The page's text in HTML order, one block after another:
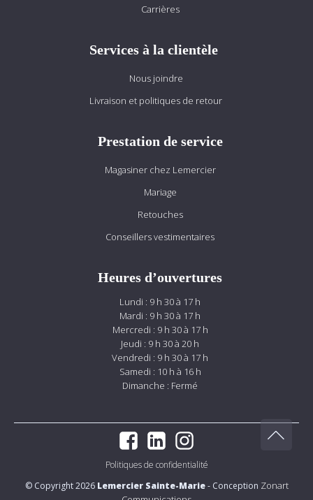
Carrières
Services à la clientèle
Nous joindre
Livraison et politiques de retour
Prestation de service
Magasiner chez Lemercier
Mariage
Retouches
Conseillers vestimentaires
Heures d’ouvertures
Lundi : 9 h 30 à 17 h
Mardi : 9 h 30 à 17 h
Mercredi : 9 h 30 à 17 h
Jeudi : 9 h 30 à 20 h
Vendredi : 9 h 30 à 17 h
Samedi : 10 h à 16 h
Dimanche : Fermé
© Copyright 2026 Lemercier Sainte-Marie- Conception Zonart
Politiques de confidentialité